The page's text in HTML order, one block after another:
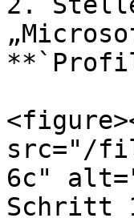
src="/
6c"
Schritt